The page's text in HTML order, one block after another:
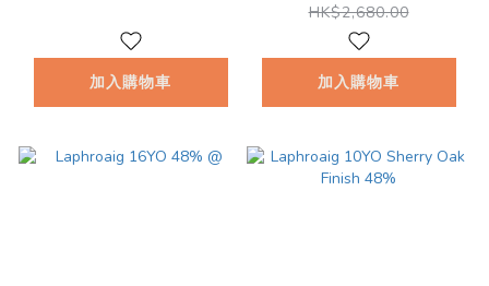
加入購物車
HK$2,680.00
加入購物車